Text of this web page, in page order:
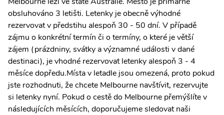
obsluhováno 3 letišti. Letenky je obecně výhodné
rezervovat v předstihu alespoň 30 - 50 dní. V případě
zájmu o konkrétní termín či o termíny, o které je větší
zájem (prázdniny, svátky a významné události v dané
destinaci), je vhodné rezervovat letenky alespoň 3 - 4
měsíce dopředu.Místa v letadle jsou omezená, proto pokud
jste rozhodnuti, že chcete Melbourne navštívit, rezervujte
si letenky nyní. Pokud o cestě do Melbourne přemýšlíte v
následujících měsících, doporučujeme sledovat naši